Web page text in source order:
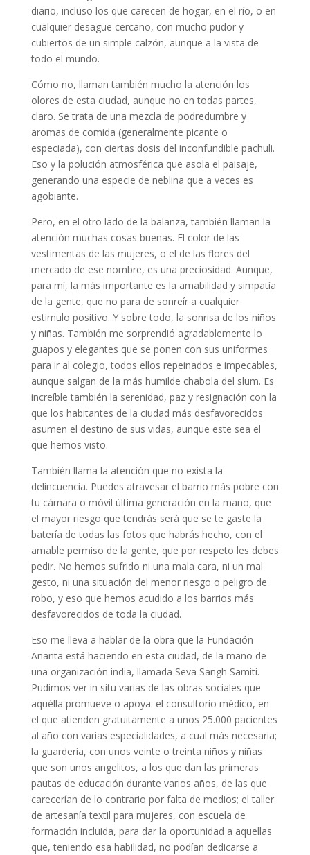
diario, incluso los que carecen de hogar, en el río, o en
cualquier desagüe cercano, con mucho pudor y
cubiertos de un simple calzón, aunque a la vista de
todo el mundo.
Cómo no, llaman también mucho la atención los
olores de esta ciudad, aunque no en todas partes,
claro. Se trata de una mezcla de podredumbre y
aromas de comida (generalmente picante o
especiada), con ciertas dosis del inconfundible pachuli.
Eso y la polución atmosférica que asola el paisaje,
generando una especie de neblina que a veces es
agobiante.
Pero, en el otro lado de la balanza, también llaman la
atención muchas cosas buenas. El color de las
vestimentas de las mujeres, o el de las flores del
mercado de ese nombre, es una preciosidad. Aunque,
para mí, la más importante es la amabilidad y simpatía
de la gente, que no para de sonreír a cualquier
estimulo positivo. Y sobre todo, la sonrisa de los niños
y niñas. También me sorprendió agradablemente lo
guapos y elegantes que se ponen con sus uniformes
para ir al colegio, todos ellos repeinados e impecables,
aunque salgan de la más humilde chabola del slum. Es
increíble también la serenidad, paz y resignación con la
que los habitantes de la ciudad más desfavorecidos
asumen el destino de sus vidas, aunque este sea el
que hemos visto.
También llama la atención que no exista la
delincuencia. Puedes atravesar el barrio más pobre con
tu cámara o móvil última generación en la mano, que
el mayor riesgo que tendrás será que se te gaste la
batería de todas las fotos que habrás hecho, con el
amable permiso de la gente, que por respeto les debes
pedir. No hemos sufrido ni una mala cara, ni un mal
gesto, ni una situación del menor riesgo o peligro de
robo, y eso que hemos acudido a los barrios más
desfavorecidos de toda la ciudad.
Eso me lleva a hablar de la obra que la Fundación
Ananta está haciendo en esta ciudad, de la mano de
una organización india, llamada Seva Sangh Samiti.
Pudimos ver in situ varias de las obras sociales que
aquélla promueve o apoya: el consultorio médico, en
el que atienden gratuitamente a unos 25.000 pacientes
al año con varias especialidades, a cual más necesaria;
la guardería, con unos veinte o treinta niños y niñas
que son unos angelitos, a los que dan las primeras
pautas de educación durante varios años, de las que
carecerían de lo contrario por falta de medios; el taller
de artesanía textil para mujeres, con escuela de
formación incluida, para dar la oportunidad a aquellas
que, teniendo esa habilidad, no podían dedicarse a